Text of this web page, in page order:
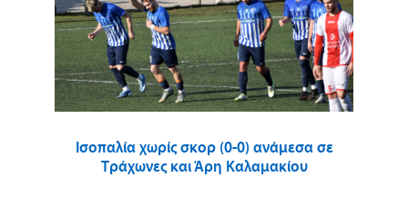
Ισοπαλία χωρίς σκορ (0-0) ανάμεσα σε
Τράχωνες και Άρη Καλαμακίου